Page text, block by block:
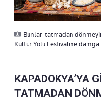
Bunları tatmadan
Kültür Yolu Festivaline damga
KAPADOKYA’YA
TATMADAN